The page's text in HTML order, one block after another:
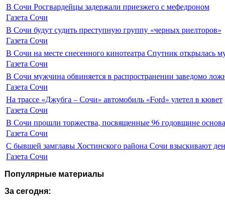
В Сочи Росгвардейцы задержали приезжего с мефедроном
Газета Сочи
В Сочи будут судить преступную группу «черных риелторов»
Газета Сочи
В Сочи на месте снесенного кинотеатра Спутник открылась
Газета Сочи
В Сочи мужчина обвиняется в распространении заведомо
Газета Сочи
На трассе «Джубга – Сочи» автомобиль «Ford» улетел в кювет
Газета Сочи
В Сочи прошли торжества, посвященные 96 годовщине
Газета Сочи
С бывшей замглавы Хостинского района Сочи взыскивают
Газета Сочи
Популярные материалы
За сегодня: